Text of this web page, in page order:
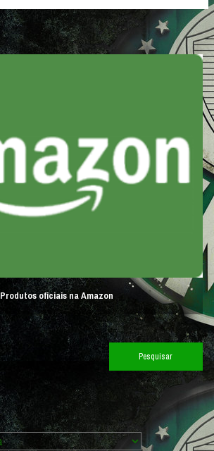
Produtos oficiais na Amazon
Pesquisar
por: